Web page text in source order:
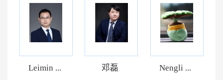
Leimin ... 邓磊 Nengli ...